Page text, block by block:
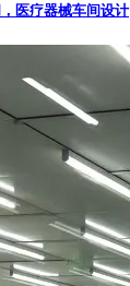
医疗器械车间设计